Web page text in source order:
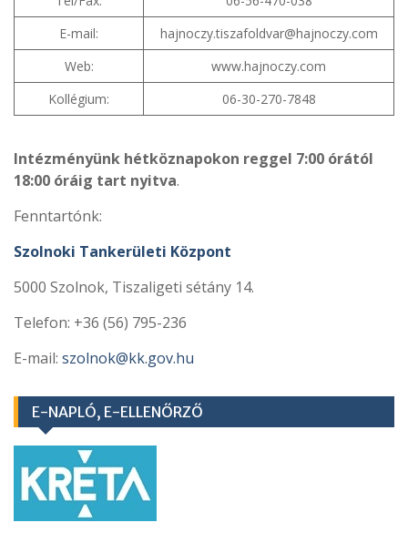
E-mail:
hajnoczy.tiszafoldvar@hajnoczy.com
Web:
www.hajnoczy.com
Kollégium:
06-30-270-7848
Intézményünk hétköznapokon reggel 7:00 órától
18:00 óráig tart nyitva.
Fenntartónk:
Szolnoki Tankerületi Központ
5000 Szolnok, Tiszaligeti sétány 14.
Telefon: +36 (56) 795-236
E-mail: szolnok@kk.gov.hu
E-NAPLÓ, E-ELLENŐRZŐ